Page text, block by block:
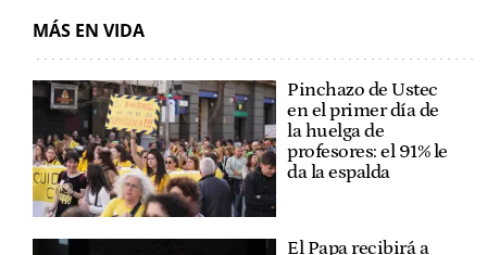
MÁS EN VIDA
Pinchazo de Ustec
en el primer día de
la huelga de
profesores: el 91% le
da la espalda
El Papa recibirá a